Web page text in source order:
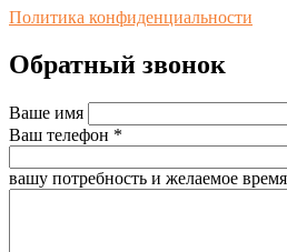
Политика конфиденциальности
Обратный звонок
Ваше имя
Ваш телефон *
вашу потребность и желаемое